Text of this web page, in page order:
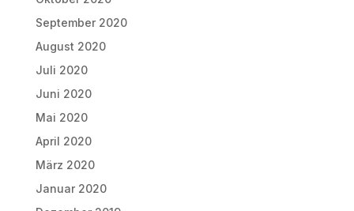
September 2020
August 2020
Juli 2020
Juni 2020
Mai 2020
April 2020
März 2020
Januar 2020